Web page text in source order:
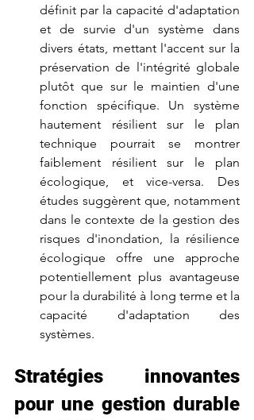
définit par la capacité d'adaptation
et de survie d'un système dans
divers états, mettant l'accent sur la
préservation de l'intégrité globale
plutôt que sur le maintien d'une
fonction spécifique. Un système
hautement résilient sur le plan
technique pourrait se montrer
faiblement résilient sur le plan
écologique, et vice-versa. Des
études suggèrent que, notamment
dans le contexte de la gestion des
risques d'inondation, la résilience
écologique offre une approche
potentiellement plus avantageuse
pour la durabilité à long terme et la
capacité d'adaptation des
systèmes.
Stratégies innovantes
pour une gestion durable